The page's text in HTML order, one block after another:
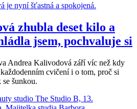
zhubla deset kilo a
jsem, pochvaluje si
Andrea Kalivodová září víc než kdy
cvičení i o tom, proč si
šunkou.